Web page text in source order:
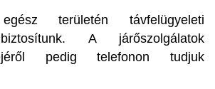
területén távfelügyeleti
A járőszolgálatok
pedig telefonon tudjuk